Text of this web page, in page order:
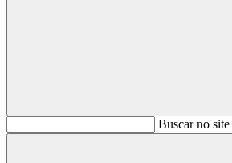
BuscarBuscar no site